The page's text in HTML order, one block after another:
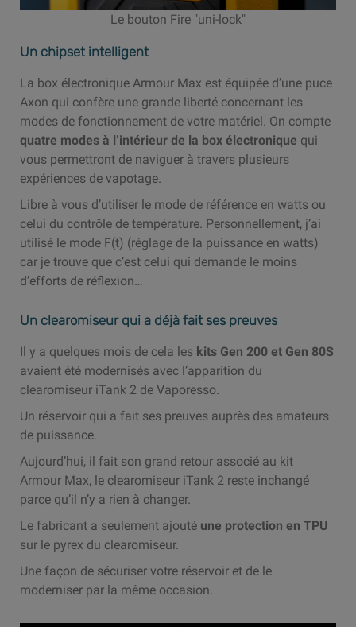
Le bouton Fire "uni-lock"
Un chipset intelligent
La box électronique Armour Max est équipée d’une puce
Axon qui confère une grande liberté concernant les
modes de fonctionnement de votre matériel. On compte
quatre modes à l’intérieur de la box électronique qui
vous permettront de naviguer à travers plusieurs
expériences de vapotage.
Libre à vous d’utiliser le mode de référence en watts ou
celui du contrôle de température. Personnellement, j’ai
utilisé le mode F(t) (réglage de la puissance en watts)
car je trouve que c’est celui qui demande le moins
d’efforts de réflexion…
Un clearomiseur qui a déjà fait ses preuves
Il y a quelques mois de cela les kits Gen 200 et Gen 80S
avaient été modernisés avec l’apparition du
clearomiseur iTank 2 de Vaporesso.
Un réservoir qui a fait ses preuves auprès des amateurs
de puissance.
Aujourd’hui, il fait son grand retour associé au kit
Armour Max, le clearomiseur iTank 2 reste inchangé
parce qu’il n’y a rien à changer.
Le fabricant a seulement ajouté une protection en TPU
sur le pyrex du clearomiseur.
Une façon de sécuriser votre réservoir et de le
moderniser par la même occasion.